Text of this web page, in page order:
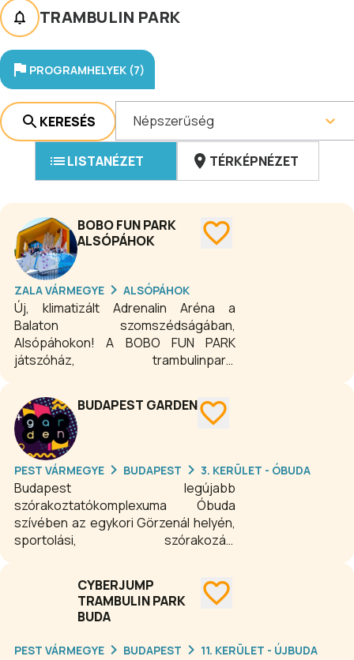
TRAMBULIN PARK
PROGRAMHELYEK (7)
KERESÉS Népszerűség
LISTANÉZET TÉRKÉPNÉZET
BOBO FUN PARK
ALSÓPÁHOK
ZALA VÁRMEGYE ALSÓPÁHOK
Új, klimatizált Adrenalin Aréna a
Balaton szomszédságában,
Alsópáhokon! A BOBO FUN PARK
játszóház, trambulinpark,
rendezvényhelyszín egyben. A
Balaton szomszédságában fekvő
adrenalin arénában 30 attrakció várja
a család minden tagját, 3 emelet
magas beltéri mászófalak,
csúszdapályák, lézerlabirintus, „igazi”
barlang, trambulin mezők és sok más
izgalmas aktivitás. Készen állsz a nem
mindennapi kalandokra, akkor itt a
helyed!
BUDAPEST GARDEN
PEST VÁRMEGYE BUDAPEST 3. KERÜLET - ÓBUDA
Budapest legújabb
szórakoztatókomplexuma Óbuda
szívében az egykori Görzenál helyén,
sportolási, szórakozási
sportra vagy szórakozásra vágysz? A
Budapest Gardenben mindhármat
megtalálod! Vendéglátóhelyek
sokaságával, kézműves sörházzal,
CYBERJUMP
TRAMBULIN PARK
BUDA
PEST VÁRMEGYE BUDAPEST 11. KERÜLET - ÚJBUDA